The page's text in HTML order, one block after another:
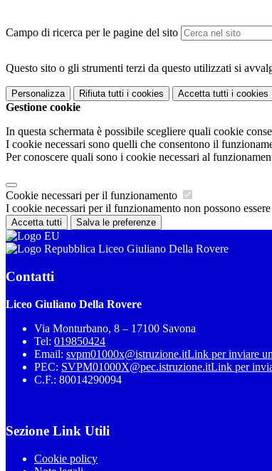
Campo di ricerca per le pagine del sito
Questo sito o gli strumenti terzi da questo utilizzati si
Personalizza Rifiuta tutti i cookies Accetta tutti i cookies
Gestione cookie
In questa schermata è possibile scegliere quali cookie
I cookie necessari sono quelli che consentono il
Per conoscere quali sono i cookie necessari al
Cookie necessari per il funzionamento
I cookie necessari per il funzionamento non possono
Accetta tutti Salva le preferenze
Liceo Giuliano Della Rovere
Contatti
Liceo Giuliano Della Rovere
Via Monturbano, 8 – 17100 Savona
Tel: 019850424
Email: svpm01000x@istruzione.itLink per inviare
PEC: SVPM01000X@pec.istruzione.itLink per
C.F.: 80014290094
Sezione Link Utili
Cookie policy